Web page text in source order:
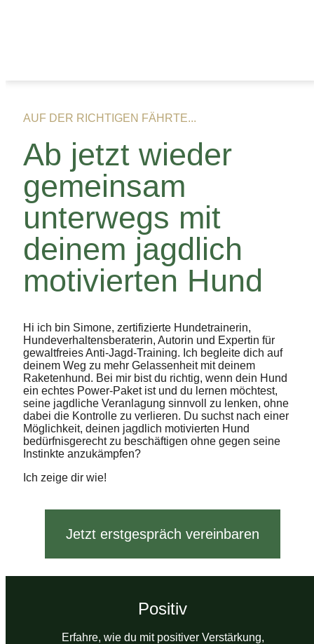
AUF DER RICHTIGEN FÄHRTE...
Ab jetzt wieder
gemeinsam
unterwegs mit
deinem jagdlich
motivierten Hund
Hi ich bin Simone, zertifizierte Hundetrainerin,
Hundeverhaltensberaterin, Autorin und Expertin für
gewaltfreies Anti-Jagd-Training. Ich begleite dich auf
deinem Weg zu mehr Gelassenheit mit deinem
Raketenhund. Bei mir bist du richtig, wenn dein Hund
ein echtes Power-Paket ist und du lernen möchtest,
seine jagdliche Veranlagung sinnvoll zu lenken, ohne
dabei die Kontrolle zu verlieren. Du suchst nach einer
Möglichkeit, deinen jagdlich motivierten Hund
bedürfnisgerecht zu beschäftigen ohne gegen seine
Instinkte anzukämpfen?
Ich zeige dir wie!
Jetzt erstgespräch vereinbaren
Positiv
Erfahre, wie du mit positiver Verstärkung,